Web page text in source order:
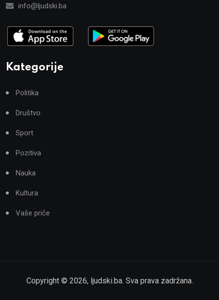
info@ljudski.ba
Kategorije
Politika
Društvo
Sport
Pozitiva
Nauka
Kultura
Vaše priče
Copyright © 2026, ljudski.ba. Sva prava zadržana.